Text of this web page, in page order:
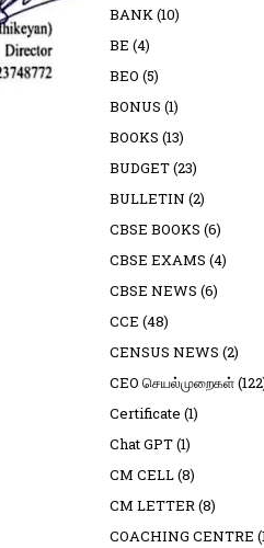
BANK(10)
BE (4)
BEO (5)
BONUS (1)
BOOKS (13)
BUDGET(23)
BULLETIN (2)
CBSE BOOKS (6)
CBSE EXAMS (4)
CBSE NEWS (6)
CCE (48)
CENSUS NEWS (2)
CEO செயல்முறைகள்
Certificate (1)
Chat GPT(1)
CM CELL(8)
CM LETTER(8)
COACHING CENTRE